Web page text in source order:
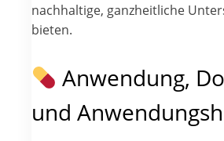
nachhaltige, ganzheitliche
bieten.
Anwendung,
und